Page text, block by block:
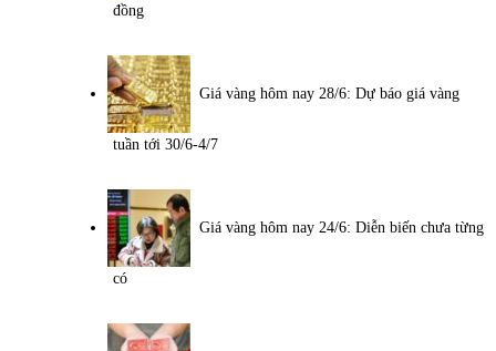
đồng
Giá vàng hôm nay 28/6: Dự báo giá vàng
tuần tới 30/6-4/7
Giá vàng hôm nay 24/6: Diễn biến chưa từng
có